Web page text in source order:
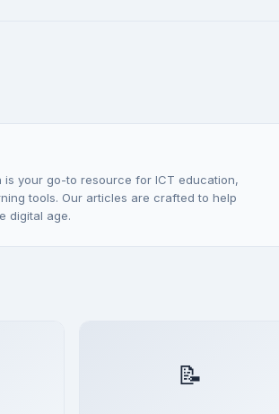
is your go-to resource for ICT education,
tools. Our articles are crafted to help
digital age.
📝